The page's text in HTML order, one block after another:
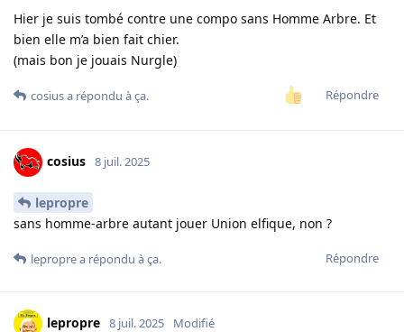
Hier je suis tombé contre une compo sans Homme Arbre. Et
bien elle m’a bien fait chier.
(mais bon je jouais Nurgle)
Répondre
cosiusa répondu à ça.
cosius 8 juil. 2025
lepropre
sans homme-arbre autant jouer Union elfique, non ?
Répondre
leproprea répondu à ça.
lepropre 8 juil. 2025 Modifié